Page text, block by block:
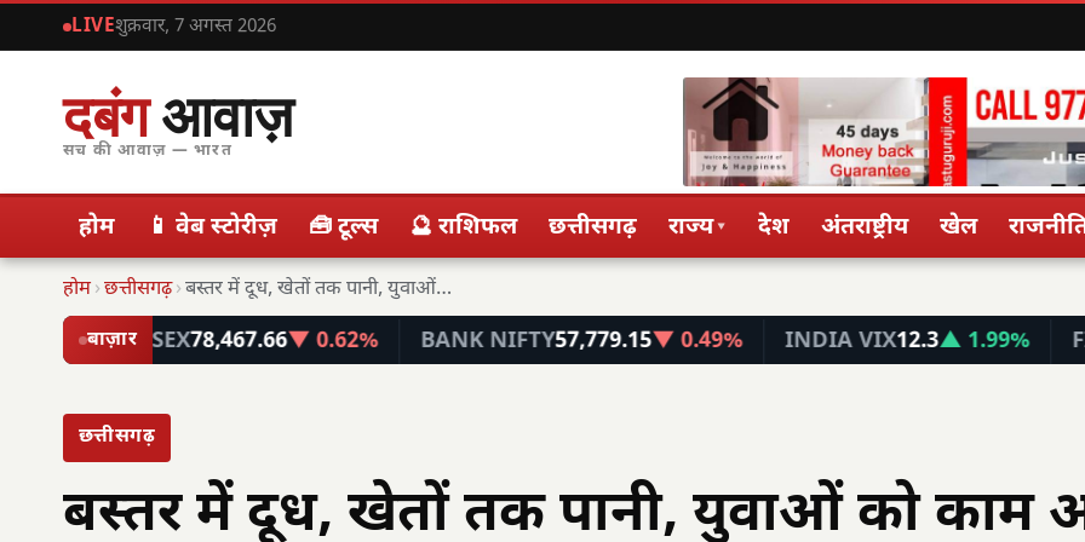
LIVEशुक्रवार, 7 अगस्त 2026
दबंगआवाज़
सच की आवाज़ — भारत
होम 📱 वेब स्टोरीज़ 🧰 टूल्स 🔮 राशिफल छत्तीसगढ़ राज्य▾ देश अंतराष्ट्रीय खेल
होम›छत्तीसगढ़› बस्तर में दूध, खेतों तक पानी, युवाओं को…
बाज़ार
SENSEX78,467.66▼ 0.62% BANK NIFTY57,779.15▼ 0.49% INDIA VIX12.3▲ 1.99% FIN
छत्तीसगढ़
बस्तर में दूध, खेतों तक पानी, युवाओं को काम